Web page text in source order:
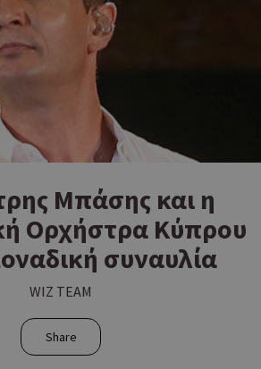
Μπάσης και η
Ορχήστρα Κύπρου
συναυλία
WIZ TEAM
Share